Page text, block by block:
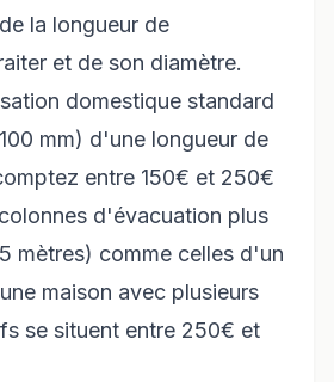
la longueur de
et de son diamètre.
domestique standard
mm) d'une longueur de
entre 150€ et 250€
d'évacuation plus
mètres) comme celles d'un
maison avec plusieurs
se situent entre 250€ et